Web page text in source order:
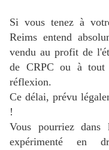
Si vous tenez à
Reims entend
vendu au profit de
de CRPC ou à tout
réflexion.
Ce délai, prévu
!
Vous pourriez
expérimenté en